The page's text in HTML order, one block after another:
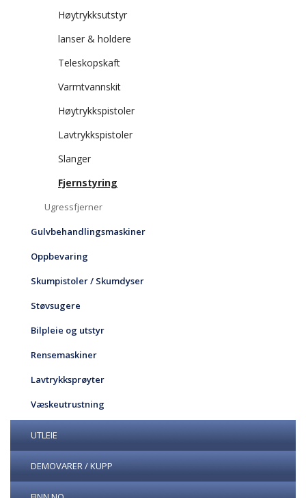
Høytrykksutstyr
lanser & holdere
Teleskopskaft
Varmtvannskit
Høytrykkspistoler
Lavtrykkspistoler
Slanger
Fjernstyring
Ugressfjerner
Gulvbehandlingsmaskiner
Oppbevaring
Skumpistoler / Skumdyser
Støvsugere
Bilpleie og utstyr
Rensemaskiner
Lavtrykksprøyter
Væskeutrustning
UTLEIE
DEMOVARER / KUPP